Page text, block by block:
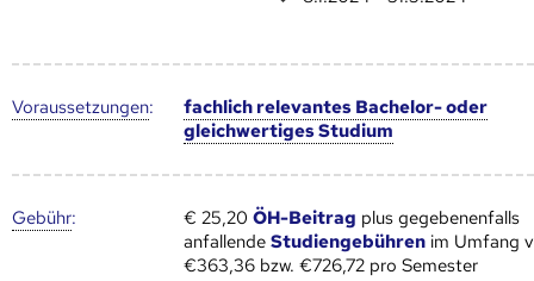
Voraus­setzungen:
fachlich relevantes Bachelor- oder
gleichwertiges Studium
Gebühr: € 25,20ÖH-Beitrag plus gegebenenfalls
anfallendeStudiengebühren im Umfang
€363,36 bzw. €726,72 pro Semester